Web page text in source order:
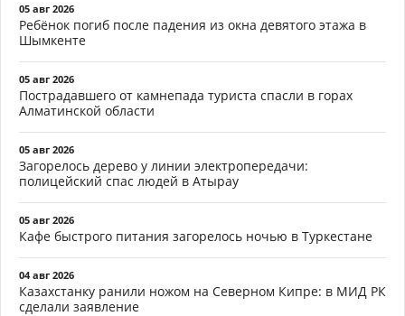
05 авг 2026
Ребёнок погиб после падения из окна девятого этажа в
Шымкенте
05 авг 2026
Пострадавшего от камнепада туриста спасли в горах
Алматинской области
05 авг 2026
Загорелось дерево у линии электропередачи:
полицейский спас людей в Атырау
05 авг 2026
Кафе быстрого питания загорелось ночью в Туркестане
04 авг 2026
Казахстанку ранили ножом на Северном Кипре: в МИД РК
сделали заявление